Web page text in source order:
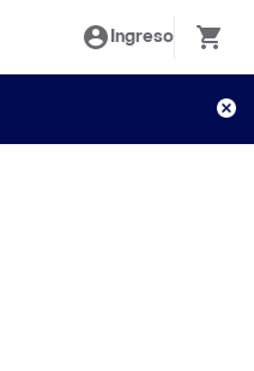
Ingreso